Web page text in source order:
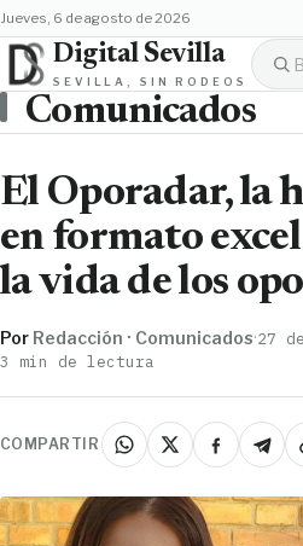
jueves, 6 de agosto de 2026
Digital Sevilla
SEVILLA, SIN RODEOS
Comunicados
El Oporadar, la
en formato
la vida de los
Por Redacción · Comunicados·27
3 min de lectura
COMPARTIR